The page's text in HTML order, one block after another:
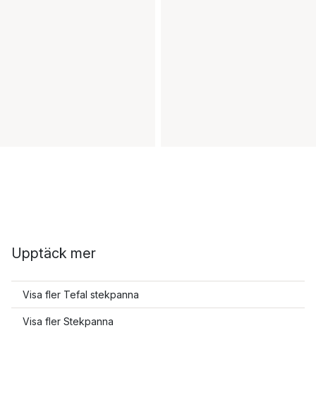
Upptäck mer
Visa fler Tefal stekpanna
Visa fler Stekpanna